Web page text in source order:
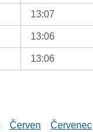
13:07
13:06
13:06
Červen Červenec